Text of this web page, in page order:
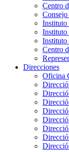
Centro
Instituto
Instituto
Centro
Direcciones
Oficina